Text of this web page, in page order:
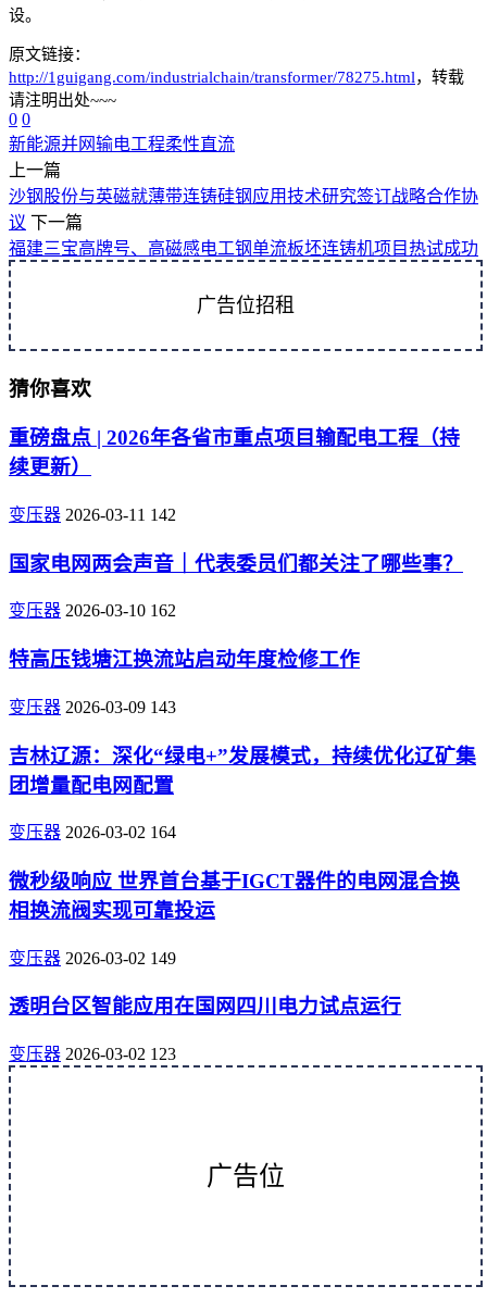
设。
原文链接：
http://1guigang.com/industrialchain/transformer/78275.html，转载
请注明出处~~~
0 0
新能源并网输电工程柔性直流
上一篇
沙钢股份与英磁就薄带连铸硅钢应用技术研究签订战略合作协
议 下一篇
福建三宝高牌号、高磁感电工钢单流板坯连铸机项目热试成功
广告位招租
猜你喜欢
重磅盘点 | 2026年各省市重点项目输配电工程（持
续更新）
变压器 2026-03-11 142
国家电网两会声音｜代表委员们都关注了哪些事？
变压器 2026-03-10 162
特高压钱塘江换流站启动年度检修工作
变压器 2026-03-09 143
吉林辽源：深化“绿电+”发展模式，持续优化辽矿集
团增量配电网配置
变压器 2026-03-02 164
微秒级响应 世界首台基于IGCT器件的电网混合换
相换流阀实现可靠投运
变压器 2026-03-02 149
透明台区智能应用在国网四川电力试点运行
变压器 2026-03-02 123
广告位